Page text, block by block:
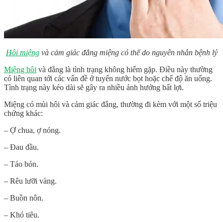
Hôi miệngvà cảm giác đắng miệng có thể do nguyên nhân bệnh lý
Miệng hôi và đắng là tình trạng không hiếm gặp. Điều này thường
có liên quan tới các vấn đề ở tuyến nước bọt hoặc chế độ ăn uống.
Tình trạng này kéo dài sẽ gây ra nhiều ảnh hưởng bất lợi.
Miệng có mùi hôi và cảm giác đắng, thường đi kèm với một số triệu
chứng khác:
– Ợ chua, ợ nóng.
– Đau đầu.
– Táo bón.
– Rêu lưỡi vàng.
– Buồn nôn.
– Khó tiêu.